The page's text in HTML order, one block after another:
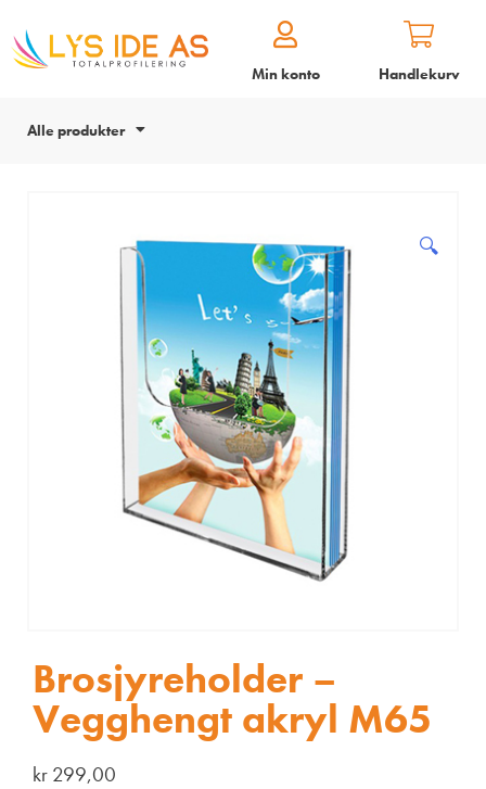
Min konto Handlekurv
Alle produkter
🔍
Brosjyreholder –
Vegghengt akryl M65
kr 299,00